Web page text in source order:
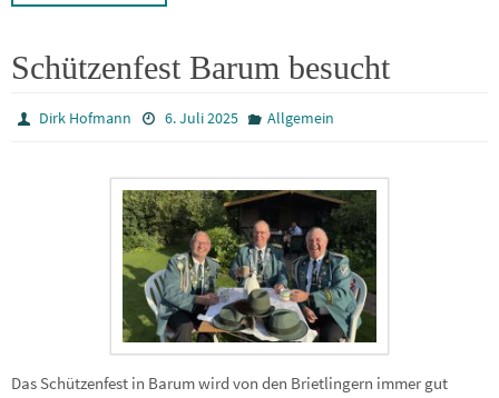
Schützenfest Barum besucht
Dirk Hofmann 6. Juli 2025 Allgemein
Das Schützenfest in Barum wird von den Brietlingern immer gut